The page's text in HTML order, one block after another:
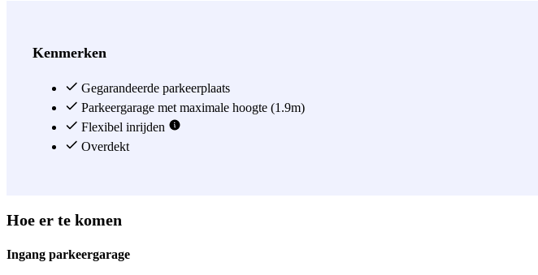
Kenmerken
Gegarandeerde parkeerplaats
Parkeergarage met maximale hoogte (1.9m)
Flexibel inrijden
Overdekt
Hoe er te komen
Ingang parkeergarage